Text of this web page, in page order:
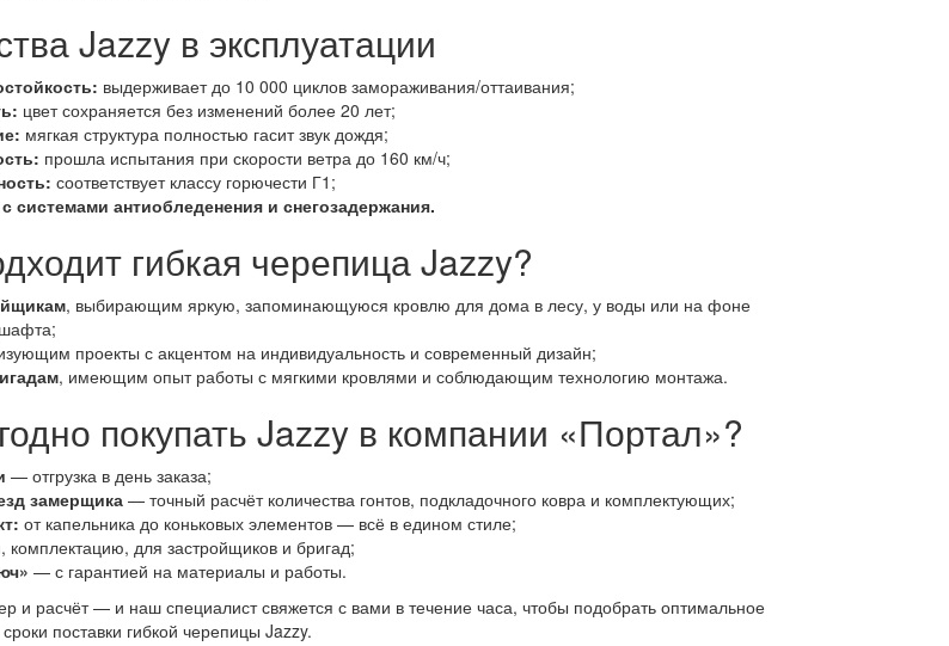
Jazzy в эксплуатации
выдерживает до 10 000 циклов замораживания/оттаивания;
цвет сохраняется без изменений более 20 лет;
мягкая структура полностью гасит звук дождя;
прошла испытания при скорости ветра до 160 км/ч;
соответствует классу горючести Г1;
системами антиобледенения и снегозадержания.
гибкая черепица Jazzy?
, выбирающим яркую, запоминающуюся кровлю для дома в лесу, у воды или на фоне
проекты с акцентом на индивидуальность и современный дизайн;
, имеющим опыт работы с мягкими кровлями и соблюдающим технологию монтажа.
покупать Jazzy в компании «Портал»?
— отгрузка в день заказа;
замерщика— точный расчёт количества гонтов, подкладочного ковра и комплектующих;
от капельника до коньковых элементов — всё в едином стиле;
комплектацию, для застройщиков и бригад;
— с гарантией на материалы и работы.
и расчёт — и наш специалист свяжется с вами в течение часа, чтобы подобрать оптимальное
поставки гибкой черепицы Jazzy.